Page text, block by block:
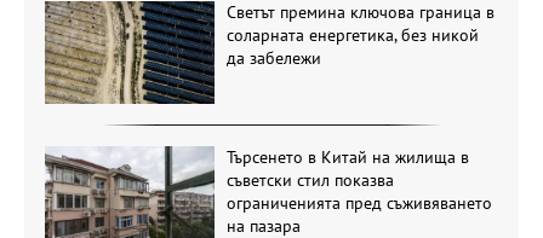
Светът премина ключова граница в
соларната енергетика, без никой
да забележи
Търсенето в Китай на жилища в
съветски стил показва
ограниченията пред съживяването
на пазара